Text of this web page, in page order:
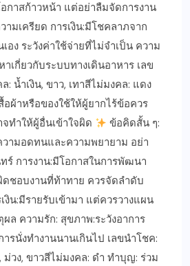
กาสก้าวหน้า แต่อย่าลืมจัดการงาน
ามเครียด การเงิน:มีโชคลาภจาก
อง ระวังค่าใช้จ่ายที่ไม่จำเป็น ความ
เกี่ยวกับระบบทางเดินอาหาร เลข
: น้ำเงิน, ขาว, เทาสีไม่มงคล: แดง
ผ้าหรือของใช้ให้ผู้ยากไร้ข้อควร
จทำให้ผู้อื่นเข้าใจผิด
ข้อคิดสั้น ๆ:
วามอดทนและความพยายาม อย่า
ร์ การงาน:มีโอกาสในการพัฒนา
ชอบงานที่ท้าทาย ควรจัดลำดับ
น:มีรายรับเข้ามา แต่ควรวางแผน
ผล ความรัก: สุขภาพ:ระวังอาการ
รนั่งทำงานนานเกินไป เลขนำโชค:
ม่วง, ขาวสีไม่มงคล: ดำ ทำบุญ: ร่วม